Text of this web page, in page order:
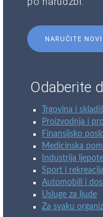
NARUČITE
Odaberite
Trgovina i
Proizvodnja i
Finansijsko
Medicinska
Industrija ljepote
Sport i rekreacija
Automobili i
Usluge za ljude
Za svaku